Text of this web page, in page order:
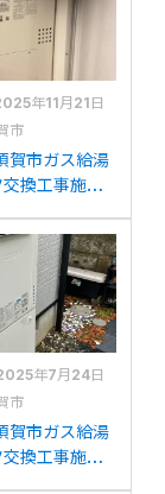
年11月21日
市
賀市ガス給湯
換工事施工
からノーリ
HBL
年7月24日
市
賀市ガス給湯
換工事施工